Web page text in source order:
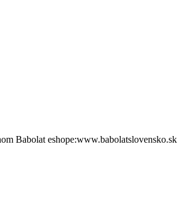
Babolat eshope:www.babolatslovensko.sk